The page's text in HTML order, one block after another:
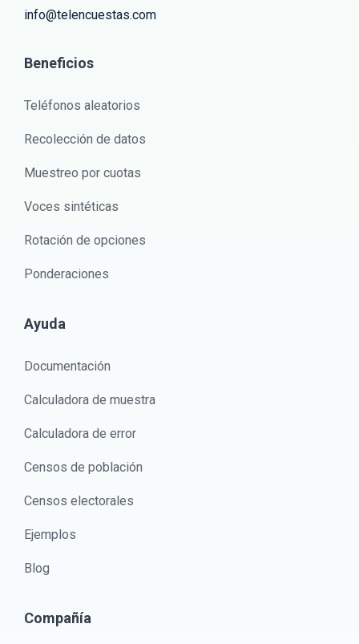
info@telencuestas.com
Beneficios
Teléfonos aleatorios
Recolección de datos
Muestreo por cuotas
Voces sintéticas
Rotación de opciones
Ponderaciones
Ayuda
Documentación
Calculadora de muestra
Calculadora de error
Censos de población
Censos electorales
Ejemplos
Blog
Compañía